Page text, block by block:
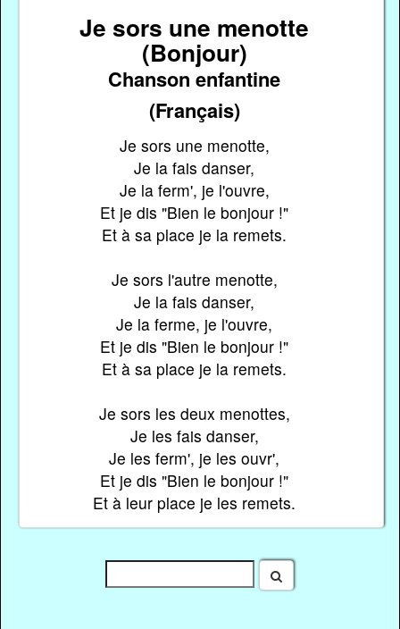
Je sors une menotte
(Bonjour)
Chanson enfantine
(Français)
Je sors une menotte,
Je la fais danser,
Je la ferm', je l'ouvre,
Et je dis "Bien le bonjour !"
Et à sa place je la remets.
Je sors l'autre menotte,
Je la fais danser,
Je la ferme, je l'ouvre,
Et je dis "Bien le bonjour !"
Et à sa place je la remets.
Je sors les deux menottes,
Je les fais danser,
Je les ferm', je les ouvr',
Et je dis "Bien le bonjour !"
Et à leur place je les remets.